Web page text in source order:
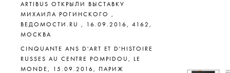
ARTIBUS ОТКРЫЛИ ВЫСТАВКУ
МИХАИЛА РОГИНСКОГО ,
ВЕДОМОСТИ.RU , 16.09.2016, 4162,
МОСКВА
CINQUANTE ANS D'ART ET D'HISTOIRE
RUSSES AU CENTRE POMPIDOU, LE
MONDE, 15.09.2016, ПАРИЖ